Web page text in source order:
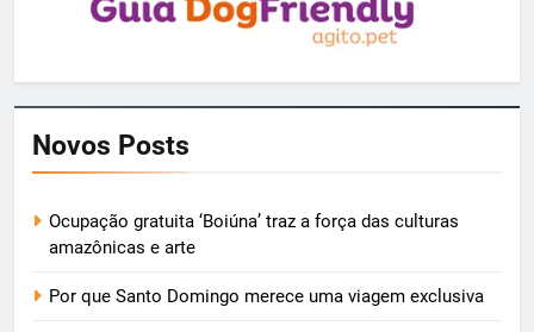
Novos Posts
Ocupação gratuita ‘Boiúna’ traz a força das culturas
amazônicas e arte
Por que Santo Domingo merece uma viagem exclusiva